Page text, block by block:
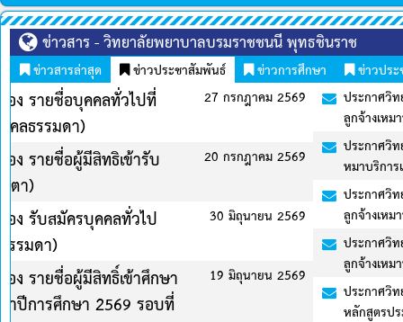
ข่าวสาร - วิทยาลัยพยาบาลบรมราชชนนี พุทธชินราช
ข่าวสารล่าสุด ข่าวประชาสัมพันธ์ ข่าวการศึกษา
ข่าวปร
ประกาศวิทยาลัยพยาบาลบรมราชชนนี พุทธชินราช เรื่อง รายชื่อบุค
ลูกจ้างเหมาบริการเอกชน (บุคคลธรรมดา)
ประกาศวิทยาลัยพยาบาลบรมราชชนนี พุทธชินราช เรื่อง รายชื่อผู้มีสิ
หมาบริการเอกชน (บุคคคลธรรมตา)
ประกาศวิทยาลัยพยาบาลบรมราชชนนี พุทธชินราช เรื่อง รับสมัครบุ
ลูกจ้างเหมาบริการเอกชน (บุคคลธรรมดา)
ประกาศวิทยาลัยพยาบาลบรมราชชนนี พุทธชินราช เรื่อง รายชื่อบุ
ลูกจ้างเหมาบริการเอกชน(บุคคลธรรมดา)
ประกาศวิทยาลัยพยาบาลบรมราชชนนี พุทธชินราช เรื่อง รายชื่อผู้มีสิ
หลักสูตรประกาศนียบัตรผู้ช่วยพยาบาล รุ่นที่ 10 ประจำปีการศึกษา